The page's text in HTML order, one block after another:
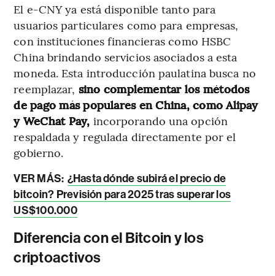
El e-CNY ya está disponible tanto para
usuarios particulares como para empresas,
con instituciones financieras como HSBC
China brindando servicios asociados a esta
moneda. Esta introducción paulatina busca no
reemplazar, sino complementar los métodos
de pago más populares en China, como Alipay
y WeChat Pay, incorporando una opción
respaldada y regulada directamente por el
gobierno.
VER MÁS: ¿Hasta dónde subirá el precio de
bitcoin? Previsión para 2025 tras superar los
US$100.000
Diferencia con el Bitcoin y los
criptoactivos